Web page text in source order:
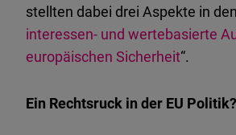
stellten dabei drei Aspekte in
interessen- und wertebasierte
europäischen Sicherheit“.
Ein Rechtsruck in der EU Politik?